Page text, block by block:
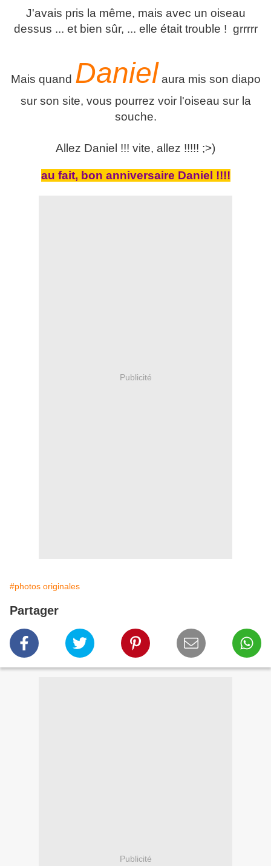
J'avais pris la même, mais avec un oiseau
dessus ... et bien sûr, ... elle était trouble ! grrrrr
Mais quand Daniel aura mis son diapo
sur son site, vous pourrez voir l'oiseau sur la
souche.
Allez Daniel !!! vite, allez !!!!! ;>)
au fait, bon anniversaire Daniel !!!!
Publicité
#photos originales
Partager
Publicité